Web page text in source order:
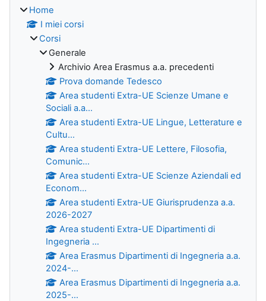
Home
I miei corsi
Corsi
Generale
Archivio Area Erasmus a.a. precedenti
Prova domande Tedesco
Area studenti Extra-UE Scienze Umane e
Sociali a.a...
Area studenti Extra-UE Lingue, Letterature e
Cultu...
Area studenti Extra-UE Lettere, Filosofia,
Comunic...
Area studenti Extra-UE Scienze Aziendali ed
Econom...
Area studenti Extra-UE Giurisprudenza a.a.
2026-2027
Area studenti Extra-UE Dipartimenti di
Ingegneria ...
Area Erasmus Dipartimenti di Ingegneria a.a.
2024-...
Area Erasmus Dipartimenti di Ingegneria a.a.
2025-...